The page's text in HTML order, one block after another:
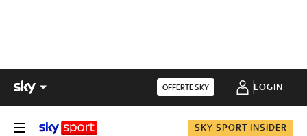
OFFERTE SKY LOGIN
SKY SPORT INSIDER